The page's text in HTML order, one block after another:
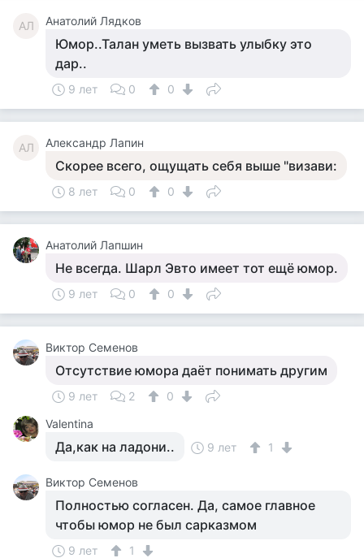
АЛ Анатолий Лядков
Юмор..Талан уметь вызвать улыбку это
дар..
9 лет 0 0
АЛ Александр Лапин
Скорее всего, ощущать себя выше "визави:
8 лет 0 0
Анатолий Лапшин
Не всегда. Шарл Эвто имеет тот ещё юмор.
9 лет 0 0
Виктор Семенов
Отсутствие юмора даёт понимать другим
9 лет 2
0
Valentina
Да,как на ладони.. 9 лет 1
Виктор Семенов
Полностью согласен. Да, самое главное
чтобы юмор не был сарказмом
9 лет 1